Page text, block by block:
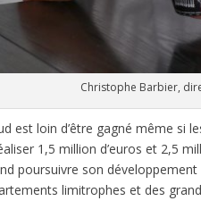
Christophe Barbier,
est loin d’être gagné même si
1,5 million d’euros et 2,5
poursuivre son
limitrophes et des